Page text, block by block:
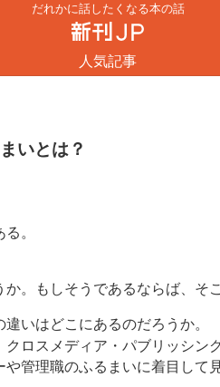
だれかに話したくなる本の話
人気記事
いとは？
。
。もしそうであるならば、そ
いはどこにあるのだろうか。
クロスメディア・パブリッシ
管理職のふるまいに着目して見